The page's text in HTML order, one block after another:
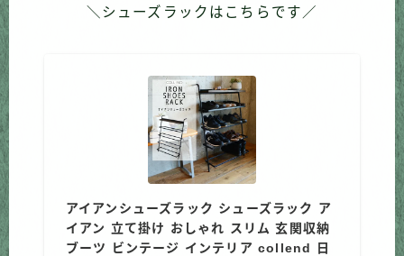
＼シューズラックはこちらです／
アイアンシューズラック シューズラック ア
イアン 立て掛け おしゃれ スリム 玄関収納
ブーツ ビンテージ インテリア collend 日